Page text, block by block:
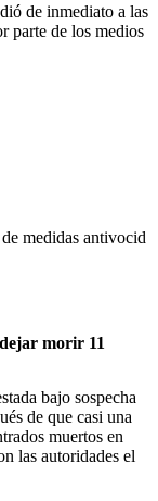
de inmediato a las
parte de los medios
medidas antivocid
morir 11
bajo sospecha
de que casi una
muertos en
las autoridades el